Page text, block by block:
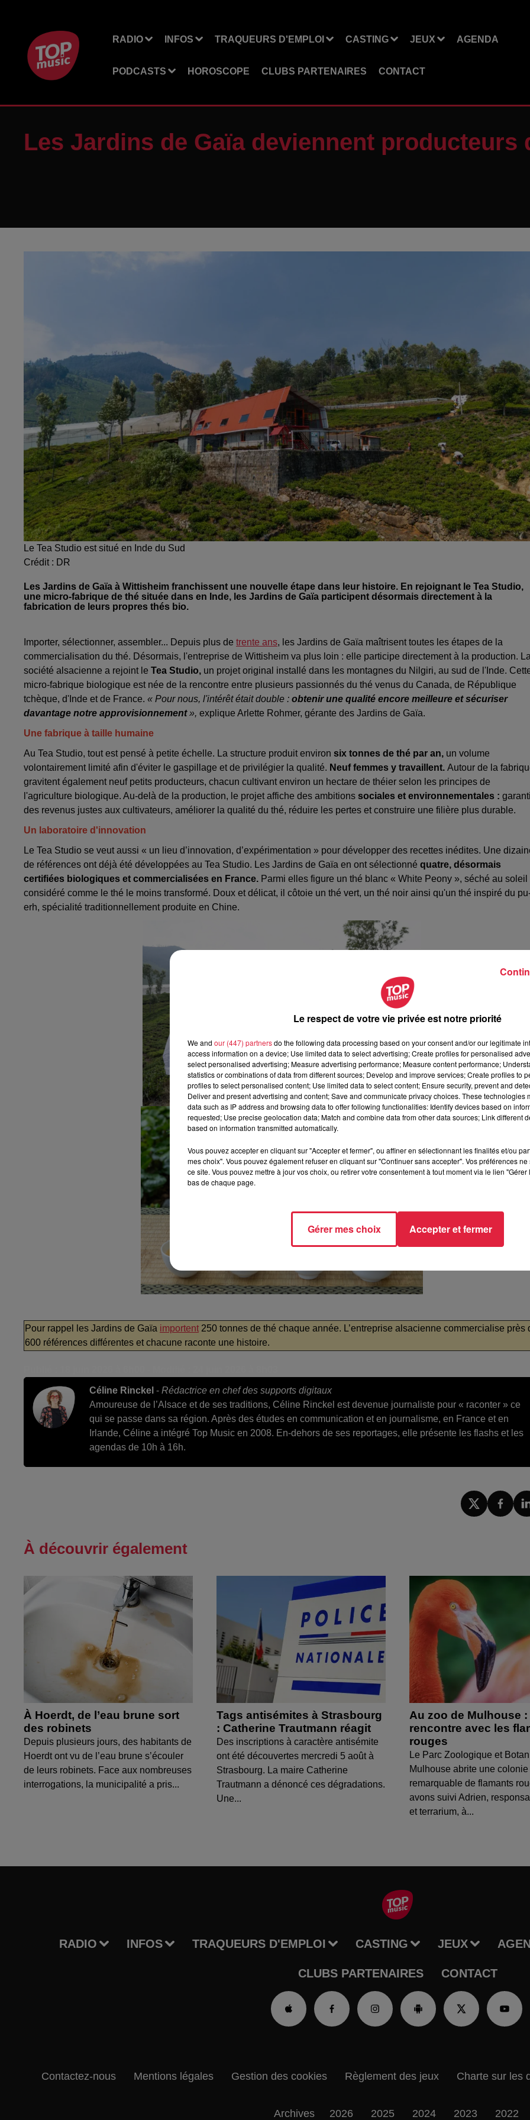
RADIO INFOS TRAQUEURS D'EMPLOI CASTING JEUX AGENDA
PODCASTS HOROSCOPE CLUBS PARTENAIRES CONTACT
Les Jardins de Gaïa deviennent producteurs
Le Tea Studio est situé en Inde du Sud
Crédit : DR
Les Jardins de Gaïa à Wittisheim franchissent une nouvelle étape dans leur histoire. En rejoignant le Tea Studio,
une micro-fabrique de thé située dans en Inde, les Jardins de Gaïa participent désormais directement à la
fabrication de leurs propres thés bio.
Importer, sélectionner, assembler... Depuis plus de trente ans, les Jardins de Gaïa maîtrisent toutes les étapes de la
commercialisation du thé. Désormais, l'entreprise de Wittisheim va plus loin : elle participe directement à la production.
société alsacienne a rejoint le Tea Studio, un projet original installé dans les montagnes du Nilgiri, au sud de l'Inde.
micro-fabrique biologique est née de la rencontre entre plusieurs passionnés du thé venus du Canada, de République
tchèque, d'Inde et de France. « Pour nous, l'intérêt était double : obtenir une qualité encore meilleure et sécuriser
davantage notre approvisionnement», explique Arlette Rohmer, gérante des Jardins de Gaïa.
Une fabrique à taille humaine
Au Tea Studio, tout est pensé à petite échelle. La structure produit environ six tonnes de thé par an, un volume
volontairement limité afin d'éviter le gaspillage et de privilégier la qualité. Neuf femmes y travaillent. Autour de la
gravitent également neuf petits producteurs, chacun cultivant environ un hectare de théier selon les principes de
l'agriculture biologique. Au-delà de la production, le projet affiche des ambitions sociales et environnementales :
des revenus justes aux cultivateurs, améliorer la qualité du thé, réduire les pertes et construire une filière plus durable.
Un laboratoire d'innovation
Le Tea Studio se veut aussi « un lieu d’innovation, d’expérimentation » pour développer des recettes inédites. Une
de références ont déjà été développées au Tea Studio. Les Jardins de Gaïa en ont sélectionné quatre, désormais
certifiées biologiques et commercialisées en France. Parmi elles figure un thé blanc « White Peony », séché au soleil
considéré comme le thé le moins transformé. Doux et délicat, il côtoie un thé vert, un thé noir ainsi qu'un thé inspiré du
erh, spécialité traditionnellement produite en Chine.
Pour rappel les Jardins de Gaïa importent 250 tonnes de thé chaque année. L’entreprise alsacienne commercialise près
600 références différentes et chacune raconte une histoire.
Céline Rinckel - Rédactrice en chef des supports digitaux
Amoureuse de l’Alsace et de ses traditions, Céline Rinckel est devenue journaliste pour « raconter » ce
qui se passe dans sa région. Après des études en communication et en journalisme, en France et en
Irlande, Céline a intégré Top Music en 2008. En-dehors de ses reportages, elle présente les flashs et les
agendas de 10h à 16h.
À découvrir également
À Hoerdt, de l’eau brune sort
des robinets
Depuis plusieurs jours, des habitants de
Hoerdt ont vu de l’eau brune s’écouler
de leurs robinets. Face aux nombreuses
interrogations, la municipalité a pris...
Tags antisémites à Strasbourg
: Catherine Trautmann réagit
Des inscriptions à caractère antisémite
ont été découvertes mercredi 5 août à
Strasbourg. La maire Catherine
Trautmann a dénoncé ces dégradations.
Une...
Au zoo de Mulhouse :
rencontre avec les
rouges
Le Parc Zoologique et
Mulhouse abrite une colonie
remarquable de flamants
avons suivi Adrien,
et terrarium, à...
RADIO INFOS TRAQUEURS D'EMPLOI CASTING JEUX
CLUBS PARTENAIRES CONTACT
Contactez-nous Mentions légales Gestion des cookies Règlement des jeux Charte sur les
Archives 2026 2025 2024 2023 2022
Le respect de votre vie privée est notre priorité
We and our (447) partnersdo the following data processing based on your consent and/or our legitimate
access information on a device; Use limited data to select advertising; Create profiles for personalised
select personalised advertising; Measure advertising performance; Measure content performance;
statistics or combinations of data from different sources; Develop and improve services; Create profiles to
profiles to select personalised content; Use limited data to select content; Ensure security, prevent and
Deliver and present advertising and content; Save and communicate privacy choices. These technologies
data such as IP address and browsing data to offer following functionalities: Identify devices based on
requested; Use precise geolocation data; Match and combine data from other data sources; Link different
based on information transmitted automatically.
Vous pouvez accepter en cliquant sur "Accepter et fermer", ou affiner en sélectionnant les finalités et/ou
mes choix". Vous pouvez également refuser en cliquant sur "Continuer sans accepter". Vos préférences
ce site. Vous pouvez mettre à jour vos choix, ou retirer votre consentement à tout moment via le lien
bas de chaque page.
Gérer mes choix Accepter et fermer